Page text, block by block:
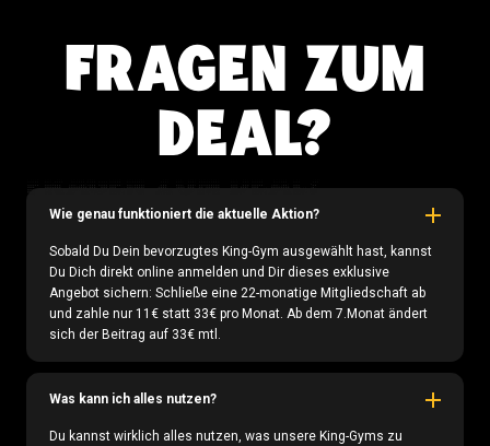
FRAGEN ZUM
DEAL?
FRAGEN ZUM DEAL?
Wie genau funktioniert die aktuelle Aktion?
Sobald Du Dein bevorzugtes King-Gym ausgewählt hast, kannst
Du Dich direkt online anmelden und Dir dieses exklusive
Angebot sichern: Schließe eine 22-monatige Mitgliedschaft ab
und zahle nur 11€ statt 33€ pro Monat. Ab dem 7.Monat ändert
sich der Beitrag auf 33€ mtl.
Was kann ich alles nutzen?
Du kannst wirklich alles nutzen, was unsere King-Gyms zu